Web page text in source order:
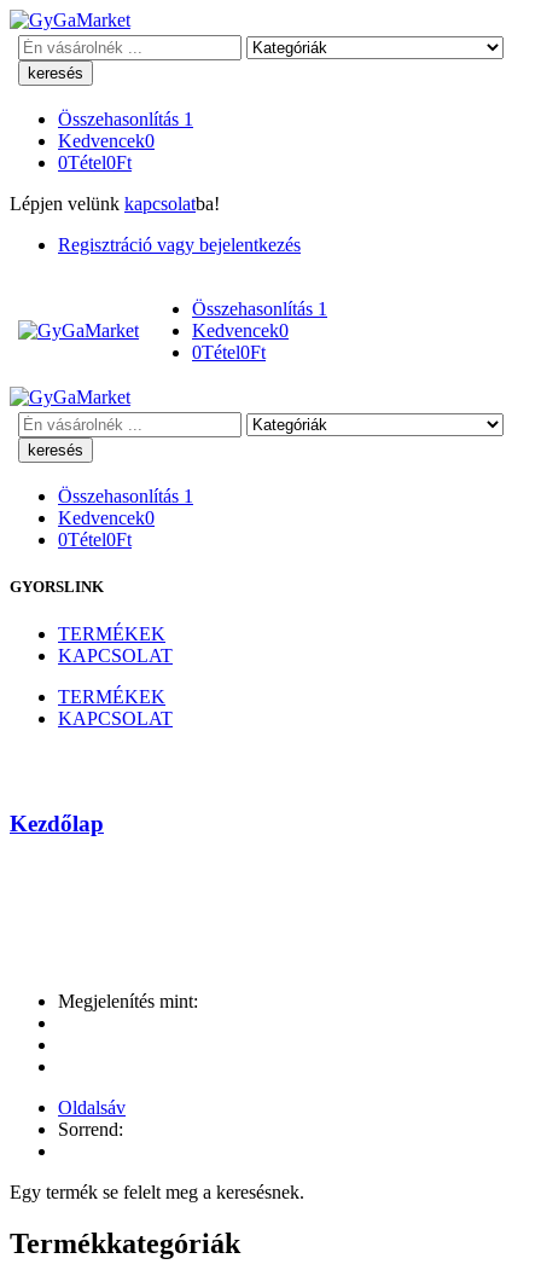
Keresés
Összehasonlítás 1
Kedvencek0
0Tétel0Ft
Lépjen velünk kapcsolatba!
Regisztráció vagy bejelentkezés
Összehasonlítás 1
Kedvencek0
0Tétel0Ft
Keresés
Összehasonlítás 1
Kedvencek0
0Tétel0Ft
GYORSLINK
TERMÉKEK
KAPCSOLAT
TERMÉKEK
KAPCSOLAT
Kezdőlap
Megjelenítés mint:
Oldalsáv
Sorrend:
Egy termék se felelt meg a keresésnek.
Termékkategóriák